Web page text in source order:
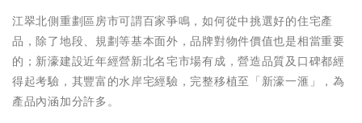
江翠北側重劃區房市可謂百家爭鳴，如何從中挑選好的住宅產
品，除了地段、規劃等基本面外，品牌對物件價值也是相當重要
的；新濠建設近年經營新北名宅市場有成，營造品質及口碑都經
得起考驗，其豐富的水岸宅經驗，完整移植至「新濠一滙」，為
產品內涵加分許多。